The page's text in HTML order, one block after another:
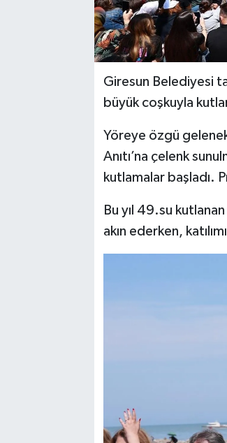
Giresun Belediyesi
büyük coşkuyla
Yöreye özgü
Anıtı’na çelenk
kutlamalar başladı.
Bu yıl 49.su
akın ederken,